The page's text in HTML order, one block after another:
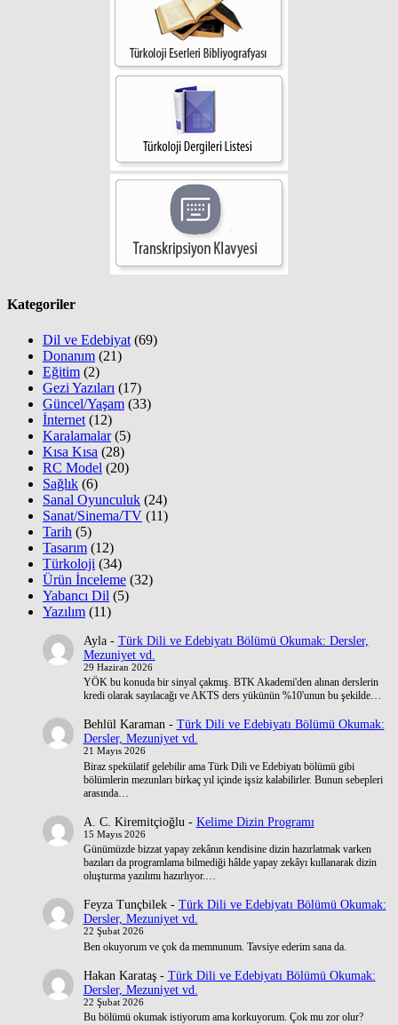
Kategoriler
Dil ve Edebiyat (69)
Donanım (21)
Eğitim (2)
Gezi Yazıları (17)
Güncel/Yaşam (33)
İnternet (12)
Karalamalar(5)
Kısa Kısa (28)
RC Model (20)
Sağlık (6)
Sanal Oyunculuk (24)
Sanat/Sinema/TV (11)
Tarih (5)
Tasarım (12)
Türkoloji (34)
Ürün İnceleme (32)
Yabancı Dil (5)
Yazılım (11)
Ayla- Türk Dili ve Edebiyatı Bölümü Okumak: Dersler,
Mezuniyet vd.
29 Haziran 2026
YÖK bu konuda bir sinyal çakmış. BTK Akademi'den alınan derslerin
kredi olarak sayılacağı ve AKTS ders yükünün %10'unun bu şekilde…
Behlül Karaman- Türk Dili ve Edebiyatı Bölümü Okumak:
Dersler, Mezuniyet vd.
21 Mayıs 2026
Biraz spekülatif gelebilir ama Türk Dili ve Edebiyatı bölümü gibi
bölümlerin mezunları birkaç yıl içinde işsiz kalabilirler. Bunun sebepleri
arasında…
A. C. Kiremitçioğlu - Kelime Dizin Programı
15 Mayıs 2026
Günümüzde bizzat yapay zekânın kendisine dizin hazırlatmak varken
bazıları da programlama bilmediği hâlde yapay zekâyı kullanarak dizin
oluşturma yazılımı hazırlıyor.…
Feyza Tunçbilek- Türk Dili ve Edebiyatı Bölümü Okumak:
Dersler, Mezuniyet vd.
22 Şubat 2026
Ben okuyorum ve çok da memnunum. Tavsiye ederim sana da.
Hakan Karataş- Türk Dili ve Edebiyatı Bölümü Okumak:
Dersler, Mezuniyet vd.
22 Şubat 2026
Bu bölümü okumak istiyorum ama korkuyorum. Çok mu zor olur?